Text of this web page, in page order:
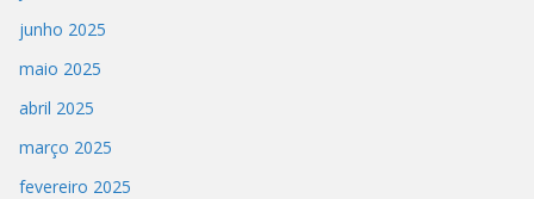
junho 2025
maio 2025
abril 2025
março 2025
fevereiro 2025